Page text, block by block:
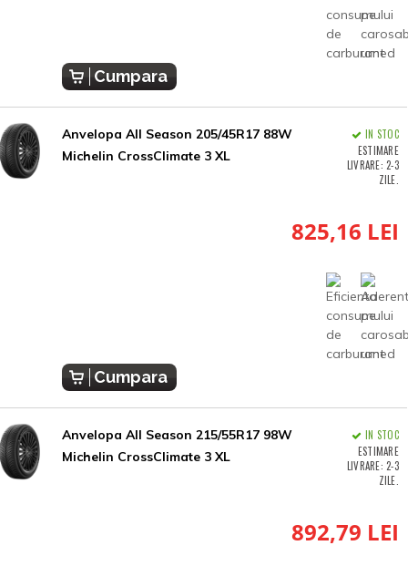
Cumpara
Anvelopa All Season 205/45R17 88W
Michelin CrossClimate 3 XL
IN STOC
ESTIMARE
LIVRARE: 2-3
ZILE.
825,16 LEI
Cumpara
Anvelopa All Season 215/55R17 98W
Michelin CrossClimate 3 XL
IN STOC
ESTIMARE
LIVRARE: 2-3
ZILE.
892,79 LEI